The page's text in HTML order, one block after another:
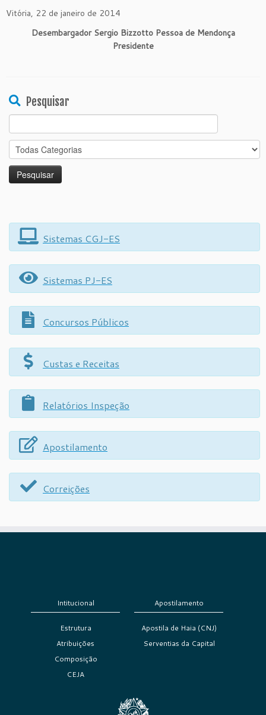
Vitória, 22 de janeiro de 2014
Desembargador Sergio Bizzotto Pessoa de Mendonça
Presidente
Pesquisar
Search
for:
Sistemas CGJ-ES
Sistemas PJ-ES
Concursos Públicos
Custas e Receitas
Relatórios Inspeção
Apostilamento
Correições
Intitucional
Estrutura
Atribuições
Composição
CEJA
Apostilamento
Apostila de Haia (CNJ)
Serventias da Capital